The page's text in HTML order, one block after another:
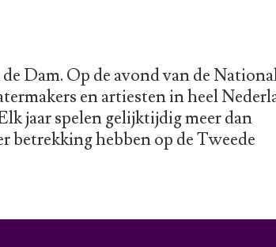
Dam. Op de avond van de
en artiesten in heel
jaar spelen gelijktijdig meer dan
betrekking hebben op de Tweede